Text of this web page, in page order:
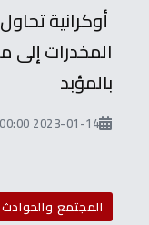
أوكرانية
المخدرات إلى
بالمؤبد
2023-01-14 07:00:00
المجتمع والحوادث